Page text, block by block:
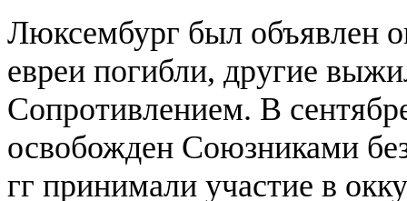
Люксембург был объявлен
евреи погибли, другие
Сопротивлением. В
освобожден Союзниками
гг принимали участие в